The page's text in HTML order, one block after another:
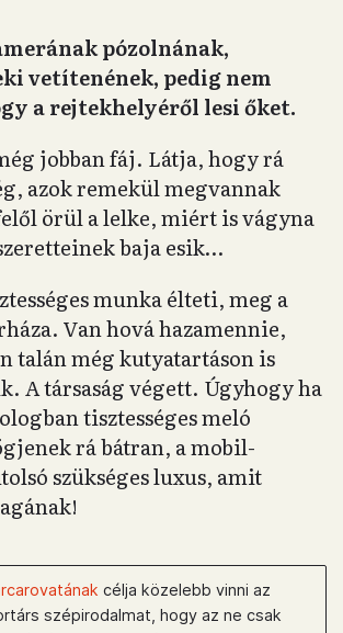
pózolnának,
vetítenének, pedig nem
a rejtekhelyéről lesi őket.
jobban fáj. Látja, hogy rá
azok remekül megvannak
örül a lelke, miért is vágyna
baja esik…
munka élteti, meg a
Van hová hazamennie,
talán még kutyatartáson is
A társaság végett. Úgyhogy ha
tisztességes meló
rá bátran, a mobil-
szükséges luxus, amit
célja közelebb vinni az
szépirodalmat, hogy az ne csak